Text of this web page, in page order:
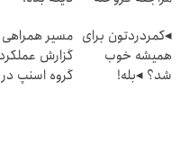
با اقساط ◂کمردردتون برای
همیشه خوب
شد؟ ◂بله!
مسیر
گزارش عملکرد
گروه اسنپ در